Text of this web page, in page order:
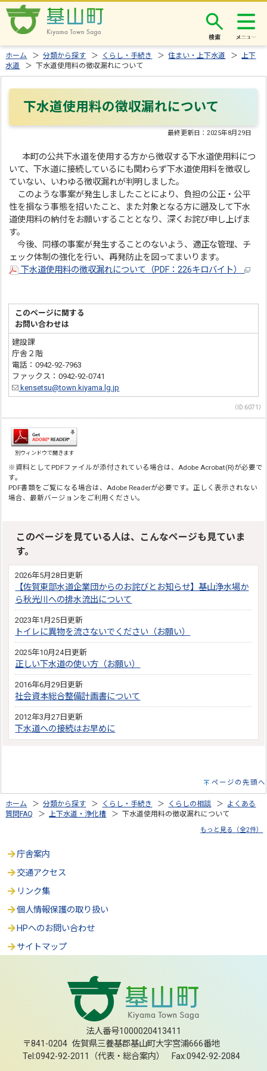
検索
ホーム ＞分類から探す ＞ くらし・手続き ＞住まい・上下水道 ＞上下
水道
＞ 下水道使用料の徴収漏れについて
下水道使用料の徴収漏れについて
最終更新日：2025年8月29日
本町の公共下水道を使用する方から徴収する下水道使用料につ
いて、下水道に接続しているにも関わらず下水道使用料を徴収し
ていない、いわゆる徴収漏れが判明しました。
このような事案が発生しましたことにより、負担の公正・公平
性を損なう事態を招いたこと、また対象となる方に遡及して下水
道使用料の納付をお願いすることとなり、深くお詫び申し上げま
す。
今後、同様の事案が発生することのないよう、適正な管理、チ
ェック体制の強化を行い、再発防止を図ってまいります。
下水道使用料の徴収漏れについて（PDF：226キロバイト）
このページに関する
お問い合わせは
建設課
庁舎２階
電話：0942-92-7963
ファックス：0942-92-0741
kensetsu@town.kiyama.lg.jp
（ID:6071）
別ウィンドウで開きます
※資料としてPDFファイルが添付されている場合は、Adobe Acrobat(R)が必要で
す。
PDF書類をご覧になる場合は、Adobe Readerが必要です。正しく表示されない
場合、最新バージョンをご利用ください。
このページを見ている人は、こんなページも見ていま
す。
2026年5月28日更新
【佐賀東部水道企業団からのお詫びとお知らせ】基山浄水場か
ら秋光川への排水流出について
2023年1月25日更新
トイレに異物を流さないでください（お願い）
2025年10月24日更新
正しい下水道の使い方（お願い）
2016年6月29日更新
社会資本総合整備計画書について
2012年3月27日更新
下水道への接続はお早めに
ページの先頭へ
ホーム ＞分類から探す ＞ くらし・手続き ＞ くらしの相談 ＞ よくある
質問FAQ
＞上下水道・浄化槽 ＞ 下水道使用料の徴収漏れについて
もっと見る（全2件）
庁舎案内
交通アクセス
リンク集
個人情報保護の取り扱い
HPへのお問い合わせ
サイトマップ
法人番号1000020413411
〒841-0204 佐賀県三養基郡基山町大字宮浦666番地
Tel:0942-92-2011（代表・総合案内） Fax:0942-92-2084